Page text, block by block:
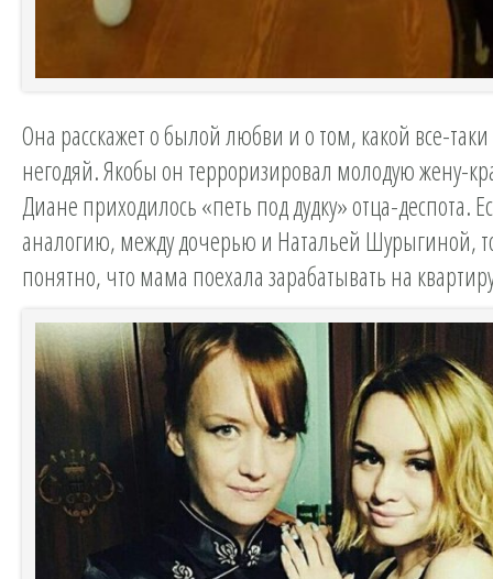
Она расскажет о былой любви и о том, какой все-
негодяй. Якобы он терроризировал молодую жену-
Диане приходилось «петь под дудку» отца-деспота.
аналогию, между дочерью и Натальей Шурыгиной,
понятно, что мама поехала зарабатывать на